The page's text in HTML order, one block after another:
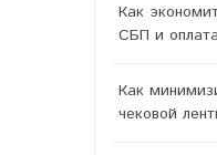
Как
СБП и
Как
чековой